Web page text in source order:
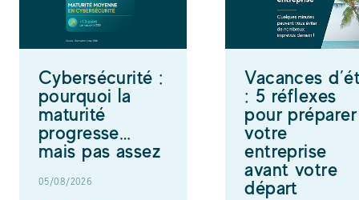
Cybersécurité :
pourquoi la
maturité
progresse…
mais pas assez
05/08/2026
Vacances
: 5 réflexes
pour préparer
votre
entreprise
avant votre
départ